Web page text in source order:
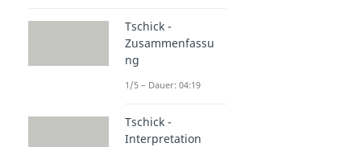
Tschick -
Zusammenfassu
ng
1/5 – Dauer: 04:19
Tschick -
Interpretation